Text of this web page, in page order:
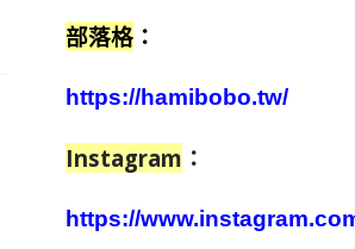
部落格 ：
https://hamibobo.tw/
Instagram ：
https://